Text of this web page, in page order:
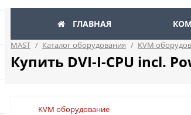
ГЛАВНАЯ
MAST / Каталог оборудования / KVM
Купить DVI-I-CPU incl.
KVM оборудование